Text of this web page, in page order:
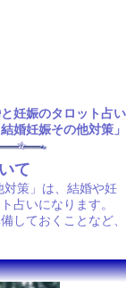
妊娠のタロット占い
結婚妊娠その他対策」
て
対策」は、結婚や妊
占いになります。
しておくことなど、